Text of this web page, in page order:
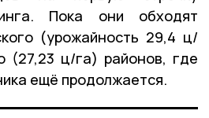
Пока они обходят
(урожайность 29,4 ц/
(27,23 ц/га) районов, где
ещё продолжается.